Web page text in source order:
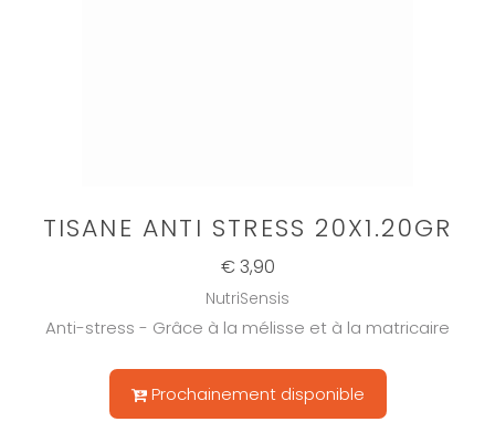
TISANE ANTI STRESS 20X1.20GR
€ 3,90
NutriSensis
Anti-stress - Grâce à la mélisse et à la matricaire
Prochainement disponible